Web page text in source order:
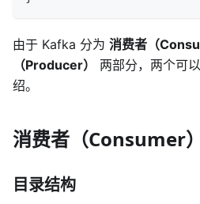
由于 Kafka 分为 消费者（
（Producer）
两部分，两个可
绍。
消费者（Consumer）
目录结构